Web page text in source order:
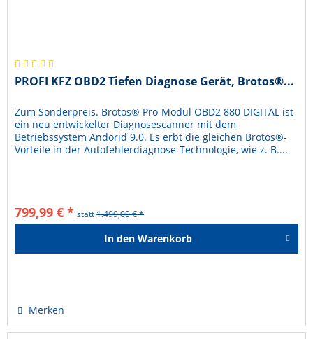
PROFI KFZ OBD2 Tiefen Diagnose Gerät, Brotos®...
Zum Sonderpreis. Brotos® Pro-Modul OBD2 880 DIGITAL ist
ein neu entwickelter Diagnosescanner mit dem
Betriebssystem Andorid 9.0. Es erbt die gleichen Brotos®-
Vorteile in der Autofehlerdiagnose-Technologie, wie z. B....
799,99 € * statt1.499,00 € *
In den Warenkorb
Merken